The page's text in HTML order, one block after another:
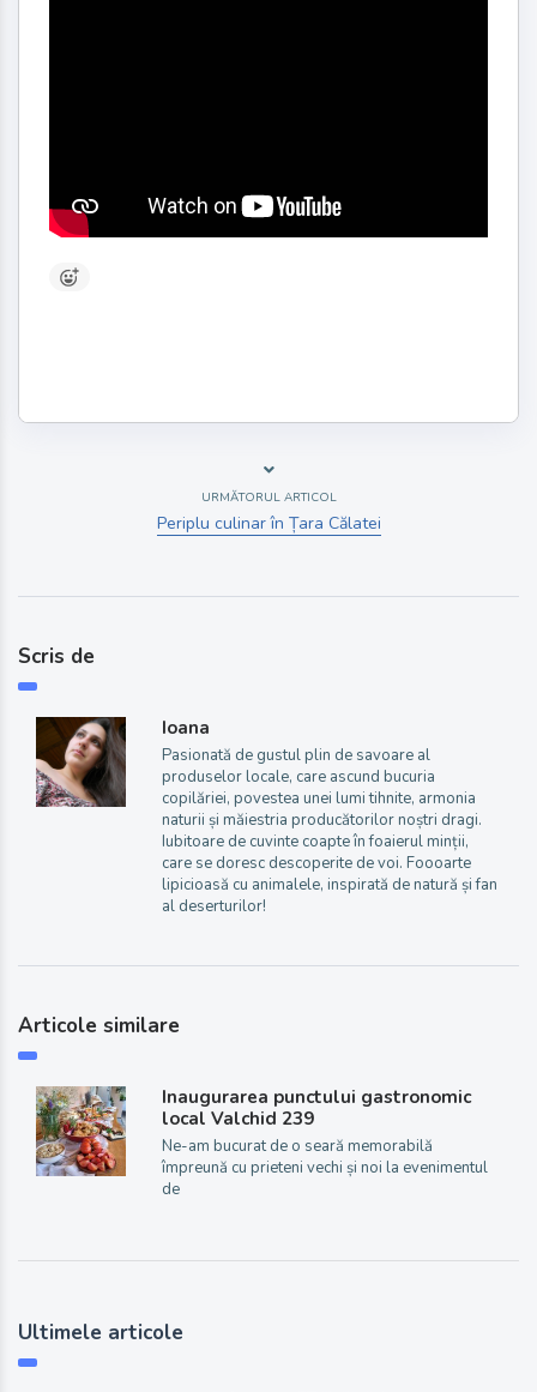
URMĂTORUL ARTICOL
Periplu culinar în Țara Călatei
Scris de
Ioana
Pasionată de gustul plin de savoare al
produselor locale, care ascund bucuria
copilăriei, povestea unei lumi tihnite, armonia
naturii și măiestria producătorilor noștri dragi.
Iubitoare de cuvinte coapte în foaierul minții,
care se doresc descoperite de voi. Foooarte
lipicioasă cu animalele, inspirată de natură și fan
al deserturilor!
Articole similare
Inaugurarea punctului gastronomic
local Valchid 239
Ne-am bucurat de o seară memorabilă
împreună cu prieteni vechi și noi la evenimentul
de
Ultimele articole